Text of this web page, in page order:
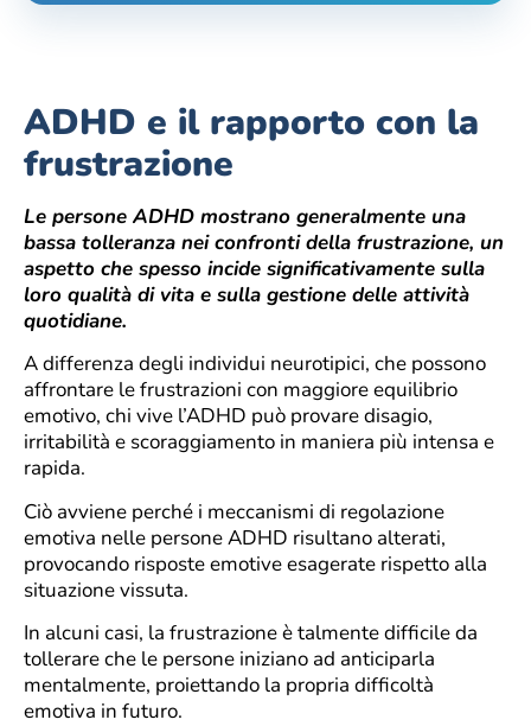
ADHD e il rapporto con la
frustrazione
Le persone ADHD mostrano generalmente una
bassa tolleranza nei confronti della frustrazione, un
aspetto che spesso incide significativamente sulla
loro qualità di vita e sulla gestione delle attività
quotidiane.
A differenza degli individui neurotipici, che possono
affrontare le frustrazioni con maggiore equilibrio
emotivo, chi vive l’ADHD può provare disagio,
irritabilità e scoraggiamento in maniera più intensa e
rapida.
Ciò avviene perché i meccanismi di regolazione
emotiva nelle persone ADHD risultano alterati,
provocando risposte emotive esagerate rispetto alla
situazione vissuta.
In alcuni casi, la frustrazione è talmente difficile da
tollerare che le persone iniziano ad anticiparla
mentalmente, proiettando la propria difficoltà
emotiva in futuro.